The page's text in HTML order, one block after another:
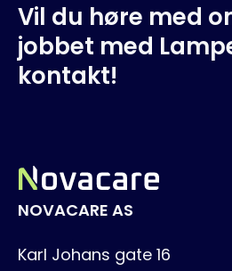
Vil du høre med
jobbet med
kontakt!
NOVACARE AS
Karl Johans gate 16